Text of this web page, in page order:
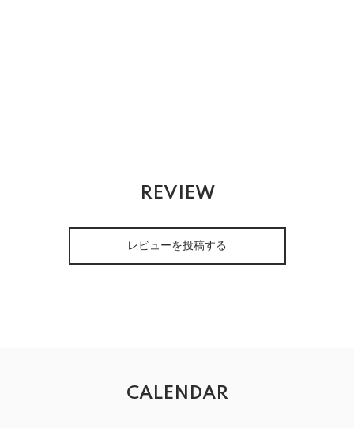
REVIEW
レビューを投稿する
CALENDAR